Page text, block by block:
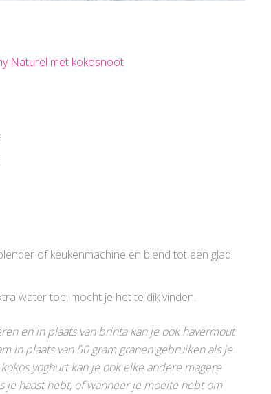
Naturel met kokosnoot
of keukenmachine en blend tot een glad
water toe, mocht je het te dik vinden.
en in plaats van brinta kan je ook havermout
in plaats van 50 gram granen gebruiken als je
yoghurt kan je ook elke andere magere
je haast hebt, of wanneer je moeite hebt om